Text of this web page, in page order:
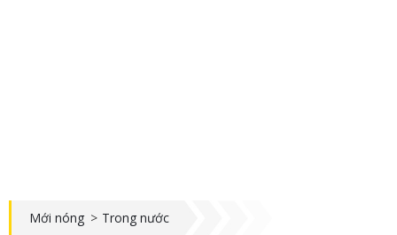
Mới nóng > Trong nước